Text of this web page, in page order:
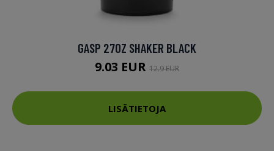
GASP 27OZ SHAKER BLACK
9.03 EUR 12.9 EUR
LISÄTIETOJA